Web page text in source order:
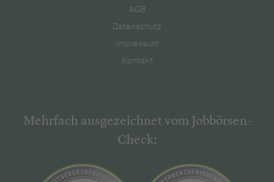
AGB
Datenschutz
Impressum
Kontakt
Mehrfach ausgezeichnet vom Jobbörsen-
Check: